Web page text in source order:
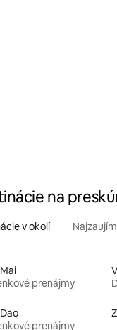
na
v okolí
prenájmy
prenájmy